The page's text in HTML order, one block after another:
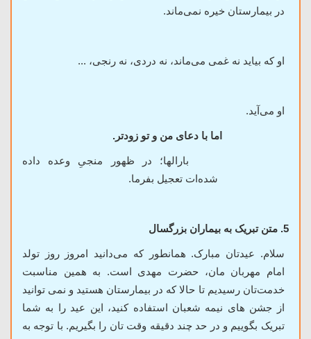
در بیمارستان خیره نمی‌ماند.
او که بیاید نه غمی می‌ماند، نه دردی، نه رنجی، ...
او می‌آید.
اما با دعای من و تو زودتر.
بارالها؛ در ظهور منجیِ وعده داده
شده‌ات تعجیل بفرما.
5. متن تبریک به بیماران بزرگسال
سلام. عیدتان مبارک. همانطور که می‌دانید امروز روز تولد
امام مهربان مان، حضرت مهدی است. به همین مناسبت
خدمت‌تان رسیدیم تا حالا که در بیمارستان هستید و نمی توانید
از جشن های نیمه شعبان استفاده کنید، این عید را به شما
تبریک بگوییم و در حد چند دقیقه وقت تان را بگیریم. با توجه به